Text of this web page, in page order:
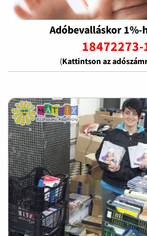
Adóbevalláskor 1%-
(Kattintson az